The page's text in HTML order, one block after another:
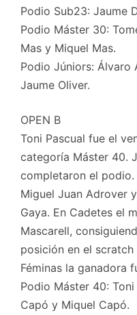
Podio Sub23: Jaume
Podio Máster 30:
Mas y Miquel Mas.
Podio Júniors: Álvaro
Jaume Oliver.
OPEN B
Toni Pascual fue el
categoría Máster 40.
completaron el
Miguel Juan Adrover
Gaya. En Cadetes el
Mascarell,
posición en el scratch
Féminas la ganadora
Podio Máster 40:
Capó y Miquel Capó.